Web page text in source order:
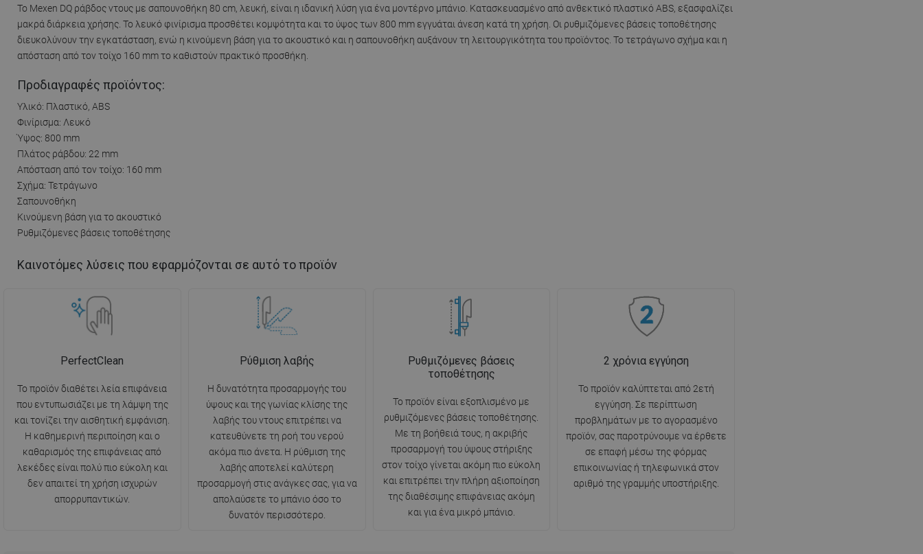
Το Mexen DQ ράβδος ντους με σαπουνοθήκη 80 cm, λευκή, είναι η ιδανική λύση για ένα μοντέρνο μπάνιο. Κατασκευασμένο από ανθεκτικό πλαστικό ABS, εξασφαλίζει
μακρά διάρκεια χρήσης. Το λευκό φινίρισμα προσθέτει κομψότητα και το ύψος των 800 mm εγγυάται άνεση κατά τη χρήση. Οι ρυθμιζόμενες βάσεις τοποθέτησης
διευκολύνουν την εγκατάσταση, ενώ η κινούμενη βάση για το ακουστικό και η σαπουνοθήκη αυξάνουν τη λειτουργικότητα του προϊόντος. Το τετράγωνο σχήμα και η
απόσταση από τον τοίχο 160 mm το καθιστούν πρακτικό προσθήκη.
Προδιαγραφές προϊόντος:
Υλικό: Πλαστικό, ABS
Φινίρισμα: Λευκό
Ύψος: 800 mm
Πλάτος ράβδου: 22 mm
Απόσταση από τον τοίχο: 160 mm
Σχήμα: Τετράγωνο
Σαπουνοθήκη
Κινούμενη βάση για το ακουστικό
Ρυθμιζόμενες βάσεις τοποθέτησης
Καινοτόμες λύσεις που εφαρμόζονται σε αυτό το προϊόν
PerfectClean
Το προϊόν διαθέτει λεία επιφάνεια
που εντυπωσιάζει με τη λάμψη της
και τονίζει την αισθητική εμφάνιση.
Η καθημερινή περιποίηση και ο
καθαρισμός της επιφάνειας από
λεκέδες είναι πολύ πιο εύκολη και
δεν απαιτεί τη χρήση ισχυρών
απορρυπαντικών.
Ρύθμιση λαβής
Η δυνατότητα προσαρμογής του
ύψους και της γωνίας κλίσης της
λαβής του ντους επιτρέπει να
κατευθύνετε τη ροή του νερού
ακόμα πιο άνετα. Η ρύθμιση της
λαβής αποτελεί καλύτερη
προσαρμογή στις ανάγκες σας, για να
απολαύσετε το μπάνιο όσο το
δυνατόν περισσότερο.
Ρυθμιζόμενες βάσεις
τοποθέτησης
Το προϊόν είναι εξοπλισμένο με
ρυθμιζόμενες βάσεις τοποθέτησης.
Με τη βοήθειά τους, η ακριβής
προσαρμογή του ύψους στήριξης
στον τοίχο γίνεται ακόμη πιο εύκολη
και επιτρέπει την πλήρη αξιοποίηση
της διαθέσιμης επιφάνειας ακόμη
και για ένα μικρό μπάνιο.
2 χρόνια εγγύηση
Το προϊόν καλύπτεται από 2ετή
εγγύηση. Σε περίπτωση
προβλημάτων με το αγορασμένο
προϊόν, σας παροτρύνουμε να έρθετε
σε επαφή μέσω της φόρμας
επικοινωνίας ή τηλεφωνικά στον
αριθμό της γραμμής υποστήριξης.